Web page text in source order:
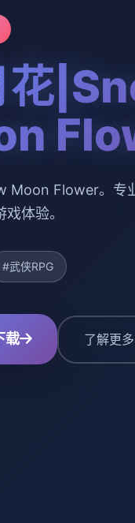
花
Moon Flower。专
体验。
#武侠RPG
载 了解更多